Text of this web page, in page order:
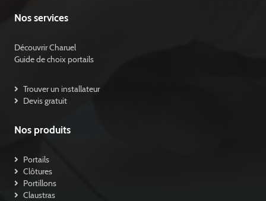
Nos services
Découvrir Charuel
Guide de choix portails
Trouver un installateur
Devis gratuit
Nos produits
Portails
Clôtures
Portillons
Claustras